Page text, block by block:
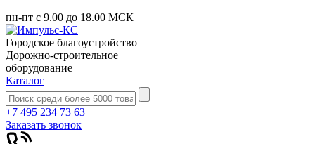
пн-пт с 9.00 до 18.00 МСК
Городское благоустройство
Дорожно-строительное
оборудование
Каталог
+7 495 234 73 63
Заказать звонок